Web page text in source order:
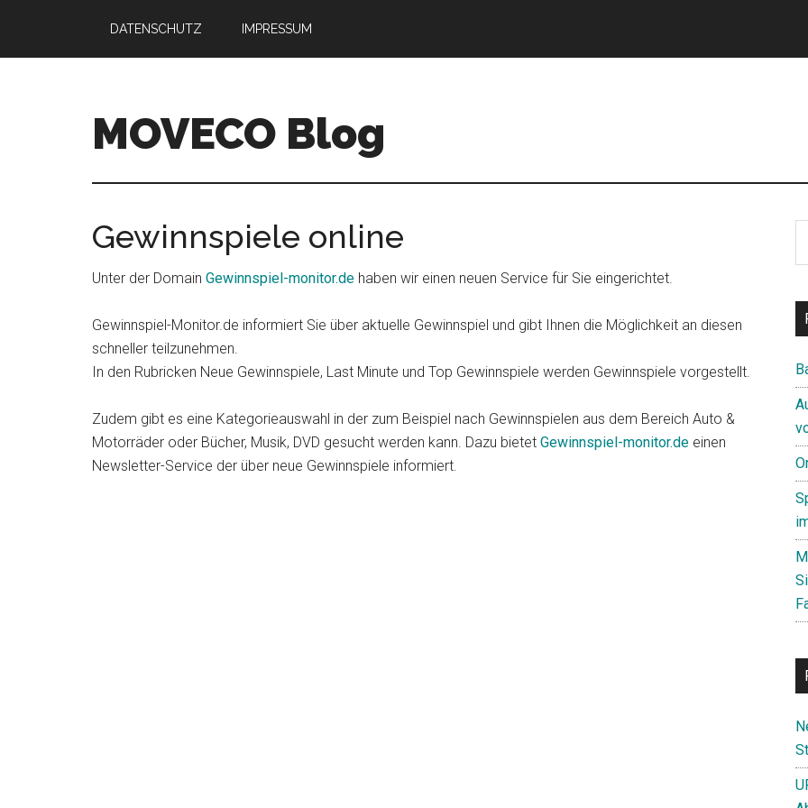
main
primary
DATENSCHUTZ IMPRESSUM
MOVECO Blog
der
Entwickler
Bonn
Gewinnspiele online
Unter der Domain Gewinnspiel-monitor.de haben wir einen neuen Service für Sie eingerichtet.
Gewinnspiel-Monitor.de informiert Sie über aktuelle Gewinnspiel und gibt Ihnen die Möglichkeit an diesen
schneller teilzunehmen.
In den Rubricken Neue Gewinnspiele, Last Minute und Top Gewinnspiele werden Gewinnspiele vorgestellt.
Zudem gibt es eine Kategorieauswahl in der zum Beispiel nach Gewinnspielen aus dem Bereich Auto &
Motorräder oder Bücher, Musik, DVD gesucht werden kann. Dazu bietet Gewinnspiel-monitor.de einen
Newsletter-Service der über neue Gewinnspiele informiert.
...